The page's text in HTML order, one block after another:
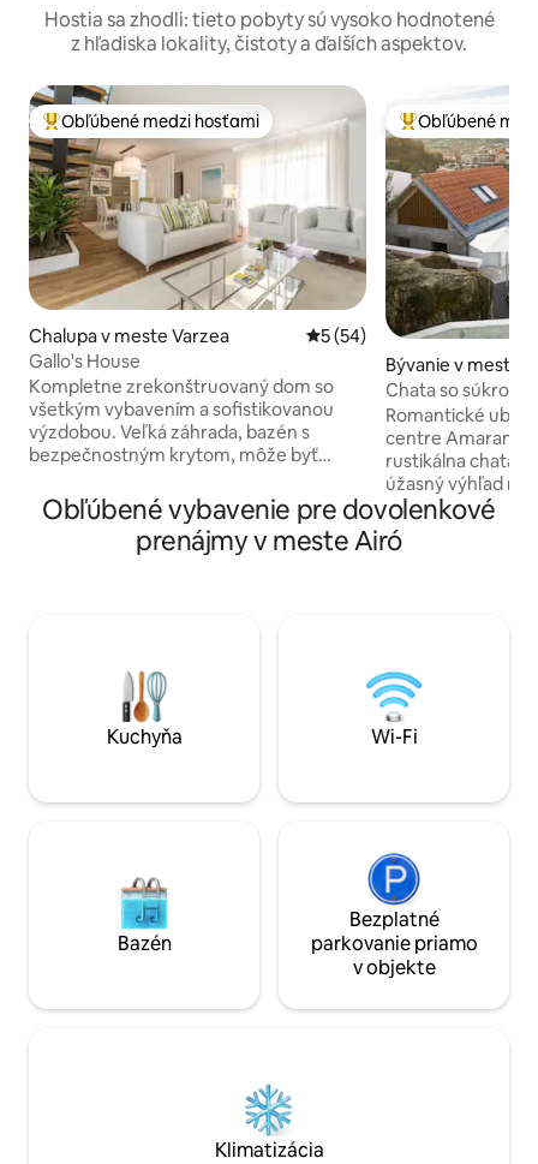
Hostia sa zhodli: tieto pobyty sú vysoko hodnotené
z hľadiska lokality, čistoty a ďalších aspektov.
Najobľúbenejšie medzi hosťami
Obľúbené medzi hosťami
Chalupa v meste Varzea Priemerné ohodnotenie 5
5 (54)
Gallo's House
Kompletne zrekonštruovaný dom so
všetkým vybavením a sofistikovanou
výzdobou. Veľká záhrada, bazén s
bezpečnostným krytom, môže byť
dodatočné náklady), čo mu poskytuje
bezkonkurenčné pohodlie pri používaní.
Nachádza sa v obci Barcelos, 5 km od
Najobľúbenejšie
Obľúbené
Bývanie v meste
Chata so
bazénom a
Romantické
centre
rustikálna chata
úžasný výhľad na
súkromný bazén
30 stupňov po
útulnú atmosféru
mesta Amarante
hlavných atrakcií.
Obľúbené vybavenie pre dovolenkové
prenájmy v meste Airó
Kuchyňa Wi-Fi
Bazén
Bezplatné
parkovanie priamo
v objekte
Klimatizácia